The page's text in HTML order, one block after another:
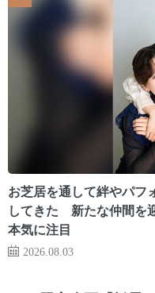
お芝居を通して絆やパフ
してきた 新たな仲間を
本気に注目
2026.08.03